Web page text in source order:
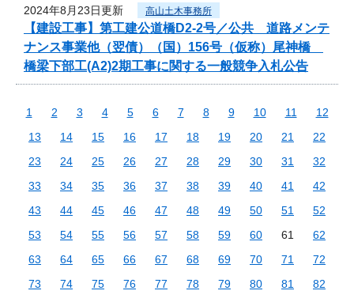
2024年8月23日更新 高山土木事務所
【建設工事】第工建公道橋D2-2号／公共 道路メンテ
ナンス事業他（翌債）（国）156号（仮称）尾神橋
橋梁下部工(A2)2期工事に関する一般競争入札公告
1 2 3 4 5 6 7 8 9 10 11
12
13
14 15 16 17 18 19 20 21
22
23
24 25 26 27 28 29 30 31
32
33
34 35 36 37 38 39 40 41
42
43
44 45 46 47 48 49 50 51
52
53
54 55 56 57 58 59 60 61
62
63
64 65 66 67 68 69 70 71
72
73
74 75 76 77 78 79 80 81
82